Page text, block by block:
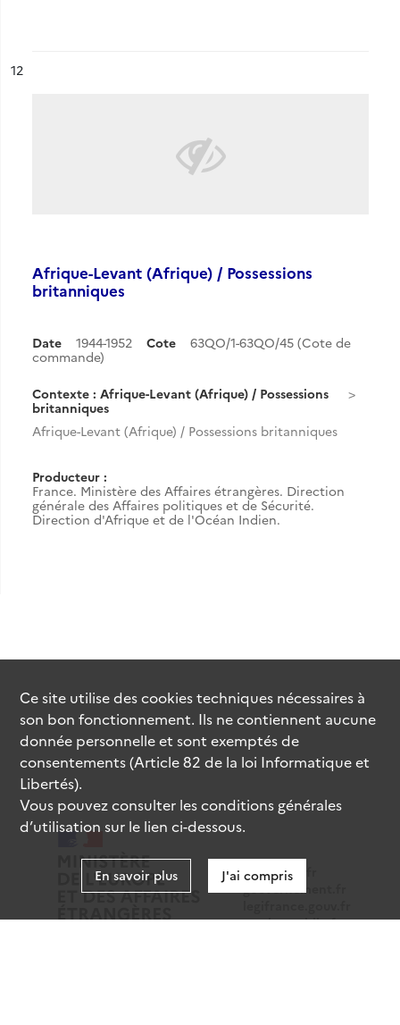
n°
12
Afrique-Levant (Afrique) / Possessions
britanniques
Date 1944-1952 Cote
63QO/1-63QO/45 (Cote de
commande)
Contexte : Afrique-Levant (Afrique) / Possessions
britanniques
Afrique-Levant (Afrique) / Possessions britanniques
Producteur :
France. Ministère des Affaires étrangères. Direction
générale des Affaires politiques et de Sécurité.
Direction d'Afrique et de l'Océan Indien.
data.gouv.fr
gouvernement.fr
service-public.fr
Ce site utilise descookiestechniques nécessaires à
son bon fonctionnement. Ils ne contiennent aucune
donnée personnelle et sont exemptés de
consentements (Article 82 de la loi Informatique et
Libertés).
Vous pouvez consulter les conditions générales
d’utilisation sur le lien ci-dessous.
En savoir plus J'ai compris